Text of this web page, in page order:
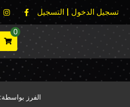
تسجيل الدخول | التسجيل
0
الفرز بواسطة: